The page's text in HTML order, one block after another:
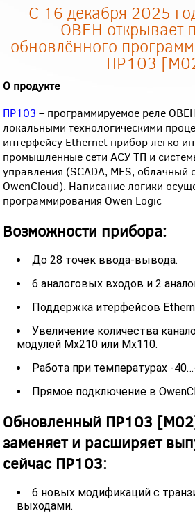
С 16 декабря 2025
ОВЕН открывает
обновлённого
ПР103
О продукте
ПР103 – программируемое реле
локальными технологическими
интерфейсу Ethernet прибор легко
промышленные сети АСУ ТП и
управления (SCADA, MES, облачный
OwenCloud). Написание логики
программирования Owen Logic
Возможности прибора:
До 28 точек ввода-вывода.
6 аналоговых входов и 2
Поддержка итерфейсов
Увеличение количества
модулей Мх210 или Мх110.
Работа при температурах -
Прямое подключение в
Обновленный ПР103
заменяет и расширяет
сейчас ПР103:
6 новых модификаций с
выходами.